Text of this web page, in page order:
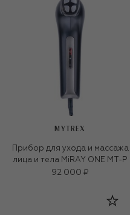
MYTREX
Прибор для ухода и массажа
лица и тела MiRAY ONE MT-P
92 000 ₽